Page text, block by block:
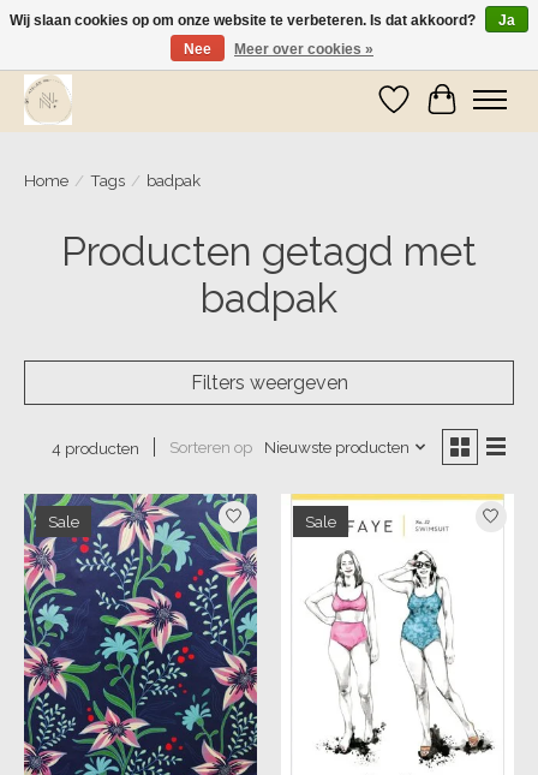
Wij zijn op vakantie! Vanaf zaterdag 9 mei worden er weer pakketjes verzonden
Verlanglijst
Home / Tags / badpak
Producten getagd met
badpak
Filters weergeven
4 producten Sorteren op Nieuwste producten
Sale Sale
Wij slaan cookies op om onze website te verbeteren. Is dat akkoord?
Ja
Nee
Meer over cookies »